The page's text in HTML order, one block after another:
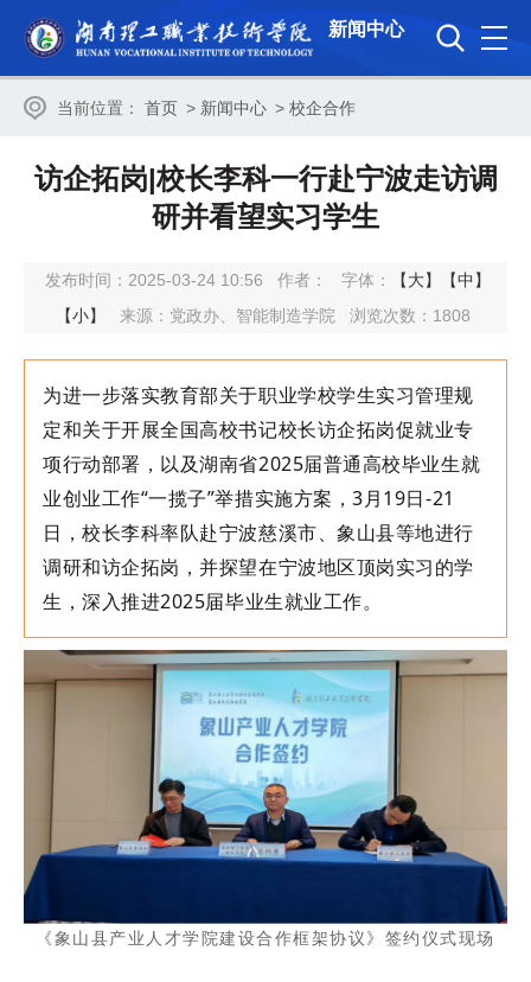
新闻中心
当前位置： 首页 > 新闻中心 > 校企合作
访企拓岗|校长李科一行赴宁波走访调
研并看望实习学生
发布时间：2025-03-24 10:56 作者： 字体： 【大】
【中】
【小】
来源：党政办、智能制造学院 浏览次数： 1808
为进一步落实教育部关于职业学校学生实习管理规
定和关于开展全国高校书记校长访企拓岗促就业专
项行动部署，以及湖南省2025届普通高校毕业生就
业创业工作“一揽子”举措实施方案，3月19日-21
日 ，校长李科率队赴宁波慈溪市、象山县等地进行
调研和访企拓岗，并探望在宁波地区顶岗实习的学
生，深入推进2025届毕业生就业工作。
《象山县产业人才学院建设合作框架协议》签约仪式现场